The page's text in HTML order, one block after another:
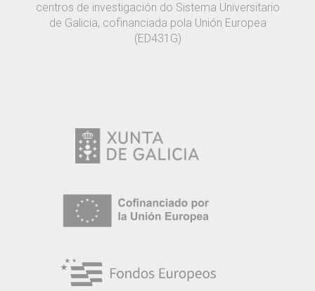
centros de investigación do Sistema Universitario
de Galicia, cofinanciada pola Unión Europea
(ED431G)